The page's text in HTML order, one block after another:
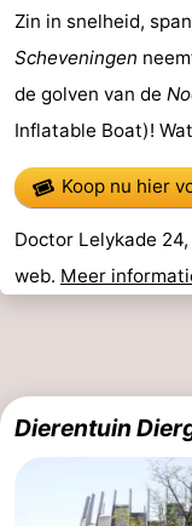
Sporten
-
Fietsen
-
Wandelen
-
Golfbanen
-
Surfen
Eten
drinken
Praktisch
Zin in snelheid,
Scheveningen
de golven van de
Inflatable Boat)!
Koop nu hier
Doctor Lelykade 24,
web. Meer
Dierentuin